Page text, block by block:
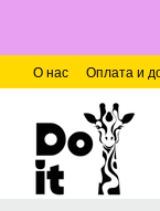
О нас Оплата и